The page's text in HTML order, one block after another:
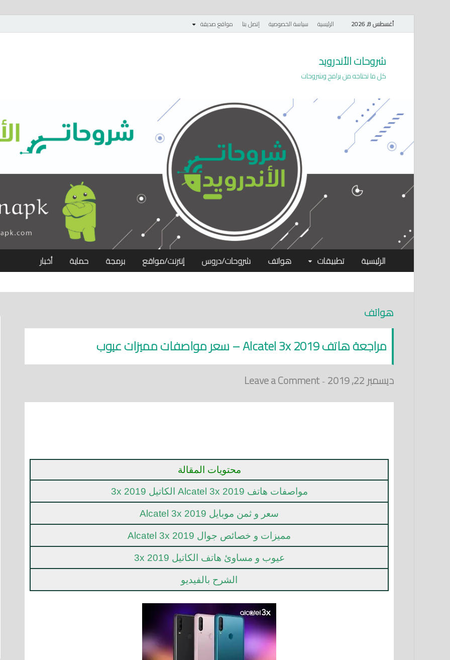
أغسطس 8, 2026 الرئيسية سياسة الخصوصية إتصل بنا مواقع صديقة
شروحات الأندرويد
كل ما تحتاجه من برامج وشروحات
الرئيسية تطبيقات هواتف شروحات/دروس إنترنت/مواقع برمجة حماية أخبار
هواتف
مراجعة هاتف Alcatel 3x 2019 – سعر مواصفات مميزات عيوب
ديسمبر 22, 2019 -
Leave a Comment
محتويات المقالة
مواصفات هاتف Alcatel 3x 2019 الكاتيل 3x 2019
سعر و ثمن موبايل Alcatel 3x 2019
مميزات و خصائص جوال Alcatel 3x 2019
عيوب و مساوئ هاتف الكاتيل 3x 2019
الشرح بالفيديو